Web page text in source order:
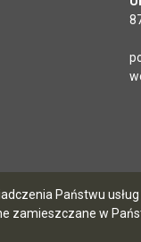
Państwu
zamieszczane w